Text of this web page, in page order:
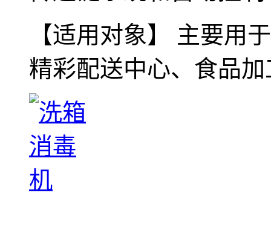
【适用对象】 主要用
精彩配送中心、食品